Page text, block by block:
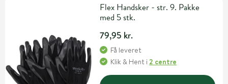
Flex Handsker - str. 9. Pakke
med 5 stk.
79,95 kr.
Få leveret
Klik & Hent i2 centre